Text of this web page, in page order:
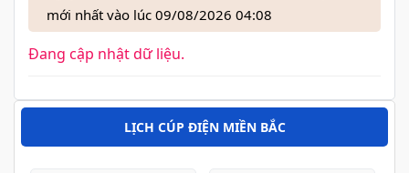
mới nhất vào lúc 09/08/2026 04:08
Đang cập nhật dữ liệu.
LỊCH CÚP ĐIỆN MIỀN BẮC